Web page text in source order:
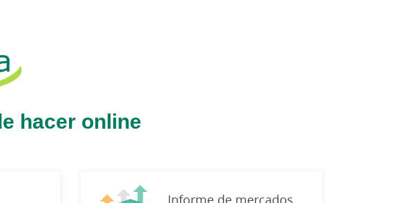
hacer online
Informe de mercados